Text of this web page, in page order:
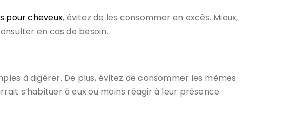
pour cheveux, évitez de les consommer en excès. Mieux,
en cas de besoin.
à digérer. De plus, évitez de consommer les mêmes
s’habituer à eux ou moins réagir à leur présence.